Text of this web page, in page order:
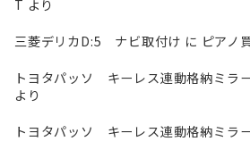
T より
三菱デリカD:5 ナビ取付け に ピアノ
トヨタパッソ キーレス連動格納ミラ
より
トヨタパッソ キーレス連動格納ミラ